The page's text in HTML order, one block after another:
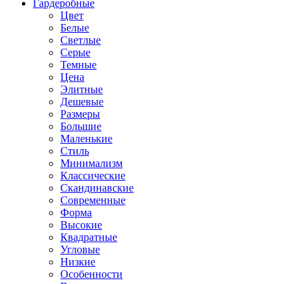
Гардеробные
Цвет
Белые
Светлые
Серые
Темные
Цена
Элитные
Дешевые
Размеры
Большие
Маленькие
Стиль
Минимализм
Классические
Скандинавские
Современные
Форма
Высокие
Квадратные
Угловые
Низкие
Особенности